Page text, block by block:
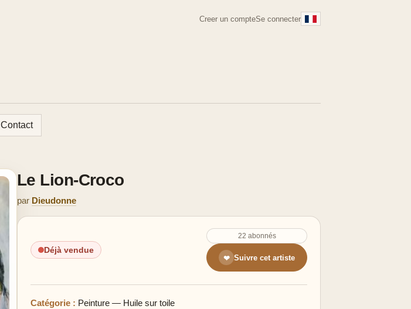
Creer un compteSe connecter
Contact
Le Lion-Croco
par Dieudonne
Déjà vendue
22 abonnés
❤ Suivre cet artiste
Catégorie : Peinture — Huile sur toile